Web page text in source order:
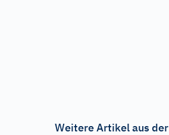
Weitere Artikel aus der